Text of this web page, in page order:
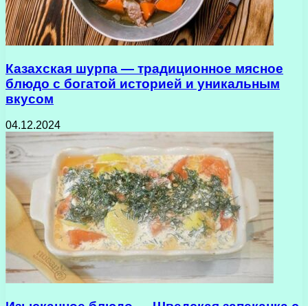
Казахская шурпа — традиционное мясное
блюдо с богатой историей и уникальным
вкусом
04.12.2024